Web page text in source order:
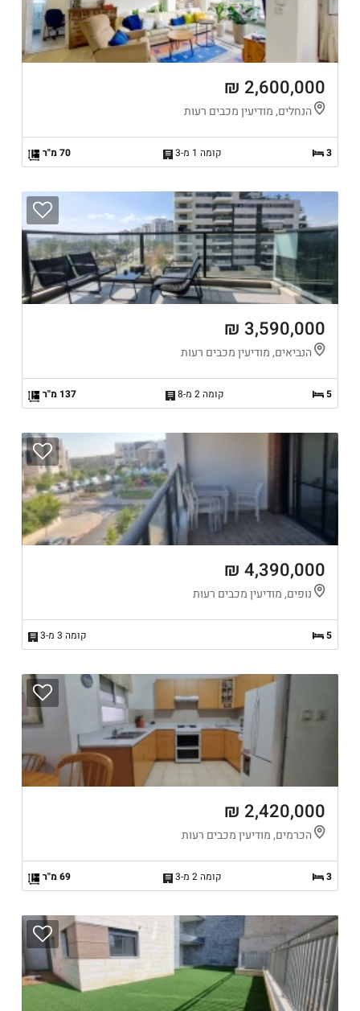
2,600,000 ₪
הנחלים, מודיעין מכבים רעות
3 קומה 1 מ-3 70 מ"ר
3,590,000 ₪
הנביאים, מודיעין מכבים רעות
5 קומה 2 מ-8 137 מ"ר
4,390,000 ₪
נופים, מודיעין מכבים רעות
5 קומה 3 מ-3
2,420,000 ₪
הכרמים, מודיעין מכבים רעות
3 קומה 2 מ-3 69 מ"ר